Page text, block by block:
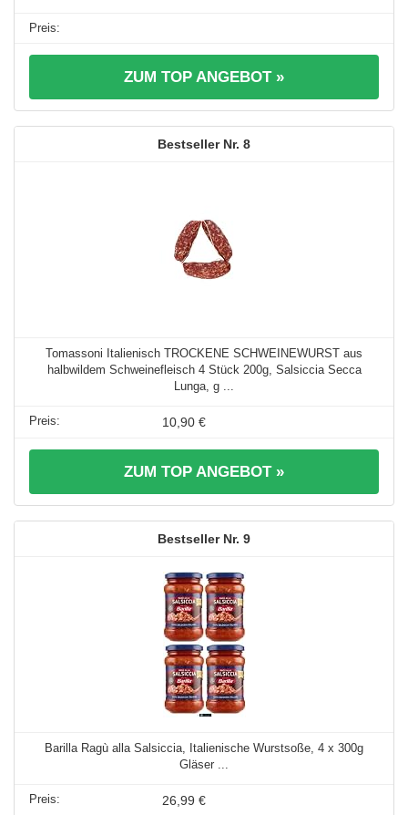
ZUM TOP ANGEBOT »
8
Tomassoni Italienisch TROCKENE SCHWEINEWURST aus
halbwildem Schweinefleisch 4 Stück 200g, Salsiccia Secca
Lunga, g ...
10,90 €
ZUM TOP ANGEBOT »
9
Barilla Ragù alla Salsiccia, Italienische Wurstsoße, 4 x 300g
Gläser ...
26,99 €